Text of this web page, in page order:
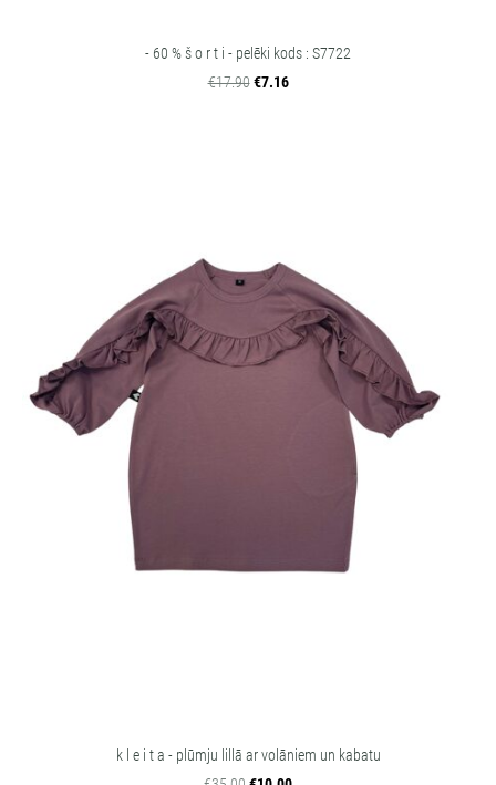
- 60 % š o r t i - pelēki kods : S7722
€17.90 €7.16
k l e i t a - plūmju lillā ar volāniem un kabatu